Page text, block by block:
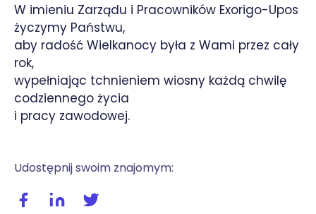
Udostępnij swoim znajomym:
Udostępnij wpis na facebooku
Udostępnij wpis na linkedIn
W imieniu Zarządu i Pracowników Exorigo-Upos
życzymy Państwu,
aby radość Wielkanocy była z Wami przez cały
rok,
wypełniając tchnieniem wiosny każdą chwilę
codziennego życia
i pracy zawodowej.